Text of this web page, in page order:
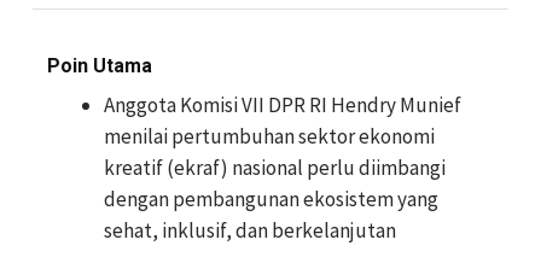
Poin Utama
Anggota Komisi VII DPR RI Hendry Munief
menilai pertumbuhan sektor ekonomi
kreatif (ekraf) nasional perlu diimbangi
dengan pembangunan ekosistem yang
sehat, inklusif, dan berkelanjutan